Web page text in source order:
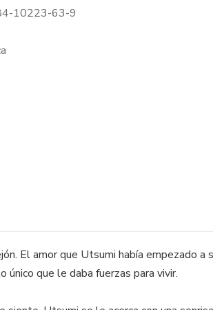
10223-63-9
El amor que Utsumi había empezado
único que le daba fuerzas para vivir.